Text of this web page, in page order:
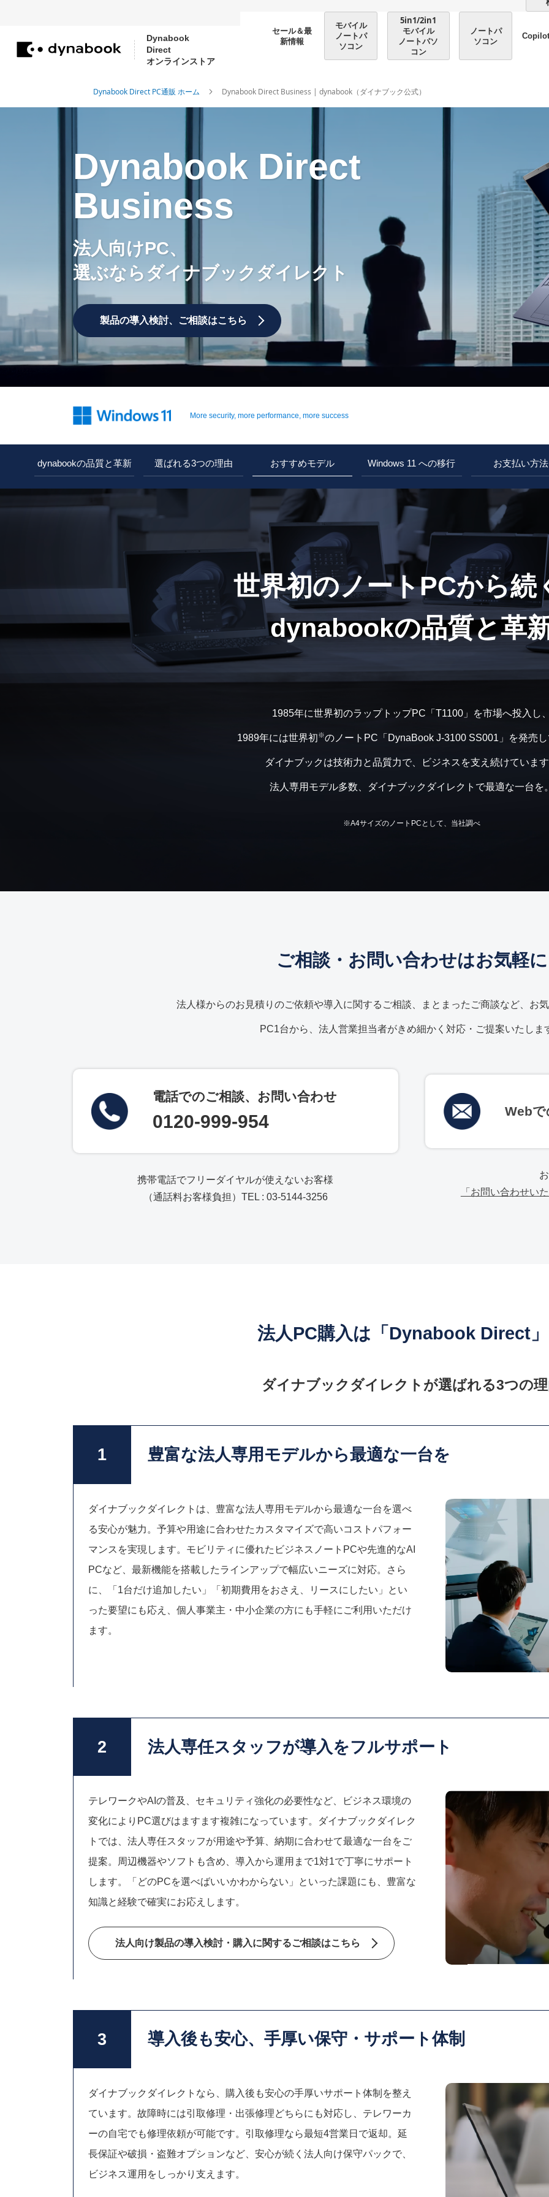
Dynabook
Direct
オンラインストア
コ
ン
セール＆最
新情報
モバイル
ノートパ
ソコン
5in1/2in1
モバイル
ノートパソ
コン
ノートパ
ソコン
Dynabook Direct PC通販 ホーム Dynabook Direct Business | dynabook（ダイナブック公式）
Dynabook Direct
Business
法人向けPC、
選ぶならダイナブックダイレクト
製品の導入検討、ご相談はこちら
More security, more performance, more success
dynabookの品質と革新 選ばれる3つの理由 おすすめモデル Windows 11 への移行 お支払い方法
世界初のノートPCから続
dynabookの品質と革
1985年に世界初のラップトップPC「T1100」を市場へ投入し
1989年には世界初※のノートPC「DynaBook J-3100 SS001」を発売
ダイナブックは技術力と品質力で、ビジネスを支え続けていま
法人専用モデル多数、ダイナブックダイレクトで最適な一台を
※A4サイズのノートPCとして、当社調べ
ご相談・お問い合わせはお気軽に
法人様からのお見積りのご依頼や導入に関するご相談、まとまったご商談など、お
PC1台から、法人営業担当者がきめ細かく対応・ご提案いたしま
電話でのご相談、お問い合わせ
0120-999-954
携帯電話でフリーダイヤルが使えないお客様
（通話料お客様負担）TEL : 03-5144-3256
Web
「お問い合わせい
法人PC購入は「Dynabook Direct
ダイナブックダイレクトが選ばれる3つの
1 豊富な法人専用モデルから最適な一台を
ダイナブックダイレクトは、豊富な法人専用モデルから最適な一台を選べ
る安心が魅力。予算や用途に合わせたカスタマイズで高いコストパフォー
マンスを実現します。モビリティに優れたビジネスノートPCや先進的なAI
PCなど、最新機能を搭載したラインアップで幅広いニーズに対応。さら
に、「1台だけ追加したい」「初期費用をおさえ、リースにしたい」とい
った要望にも応え、個人事業主・中小企業の方にも手軽にご利用いただけ
ます。
2 法人専任スタッフが導入をフルサポート
テレワークやAIの普及、セキュリティ強化の必要性など、ビジネス環境の
変化によりPC選びはますます複雑になっています。ダイナブックダイレク
トでは、法人専任スタッフが用途や予算、納期に合わせて最適な一台をご
提案。周辺機器やソフトも含め、導入から運用まで1対1で丁寧にサポート
します。「どのPCを選べばいいかわからない」といった課題にも、豊富な
知識と経験で確実にお応えします。
法人向け製品の導入検討・購入に関するご相談はこちら
3 導入後も安心、手厚い保守・サポート体制
ダイナブックダイレクトなら、購入後も安心の手厚いサポート体制を整え
ています。故障時には引取修理・出張修理どちらにも対応し、テレワーカ
ーの自宅でも修理依頼が可能です。引取修理なら最短4営業日で返却。延
長保証や破損・盗難オプションなど、安心が続く法人向け保守パックで、
ビジネス運用をしっかり支えます。